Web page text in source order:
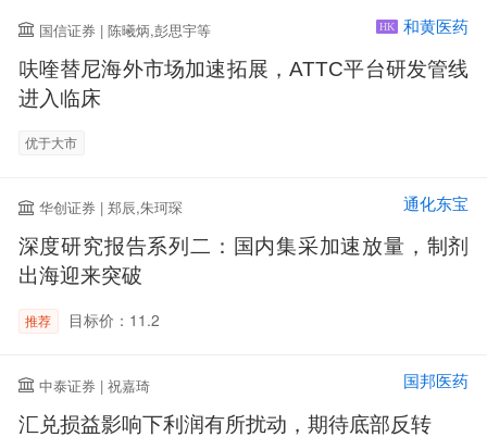
国信证券 | 陈曦炳,彭思宇等 HK 和黄医药
呋喹替尼海外市场加速拓展，ATTC平台研发管线
进入临床
优于大市
华创证券 | 郑辰,朱珂琛 通化东宝
深度研究报告系列二：国内集采加速放量，制剂
出海迎来突破
推荐 目标价：11.2
中泰证券 | 祝嘉琦 国邦医药
汇兑损益影响下利润有所扰动，期待底部反转